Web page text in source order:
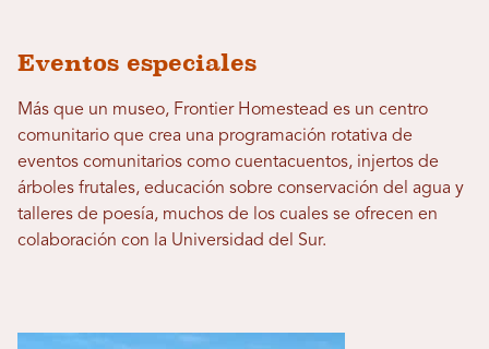
Eventos especiales
Más que un museo, Frontier Homestead es un centro
comunitario que crea una programación rotativa de
eventos comunitarios como cuentacuentos, injertos de
árboles frutales, educación sobre conservación del agua y
talleres de poesía, muchos de los cuales se ofrecen en
colaboración con la Universidad del Sur.